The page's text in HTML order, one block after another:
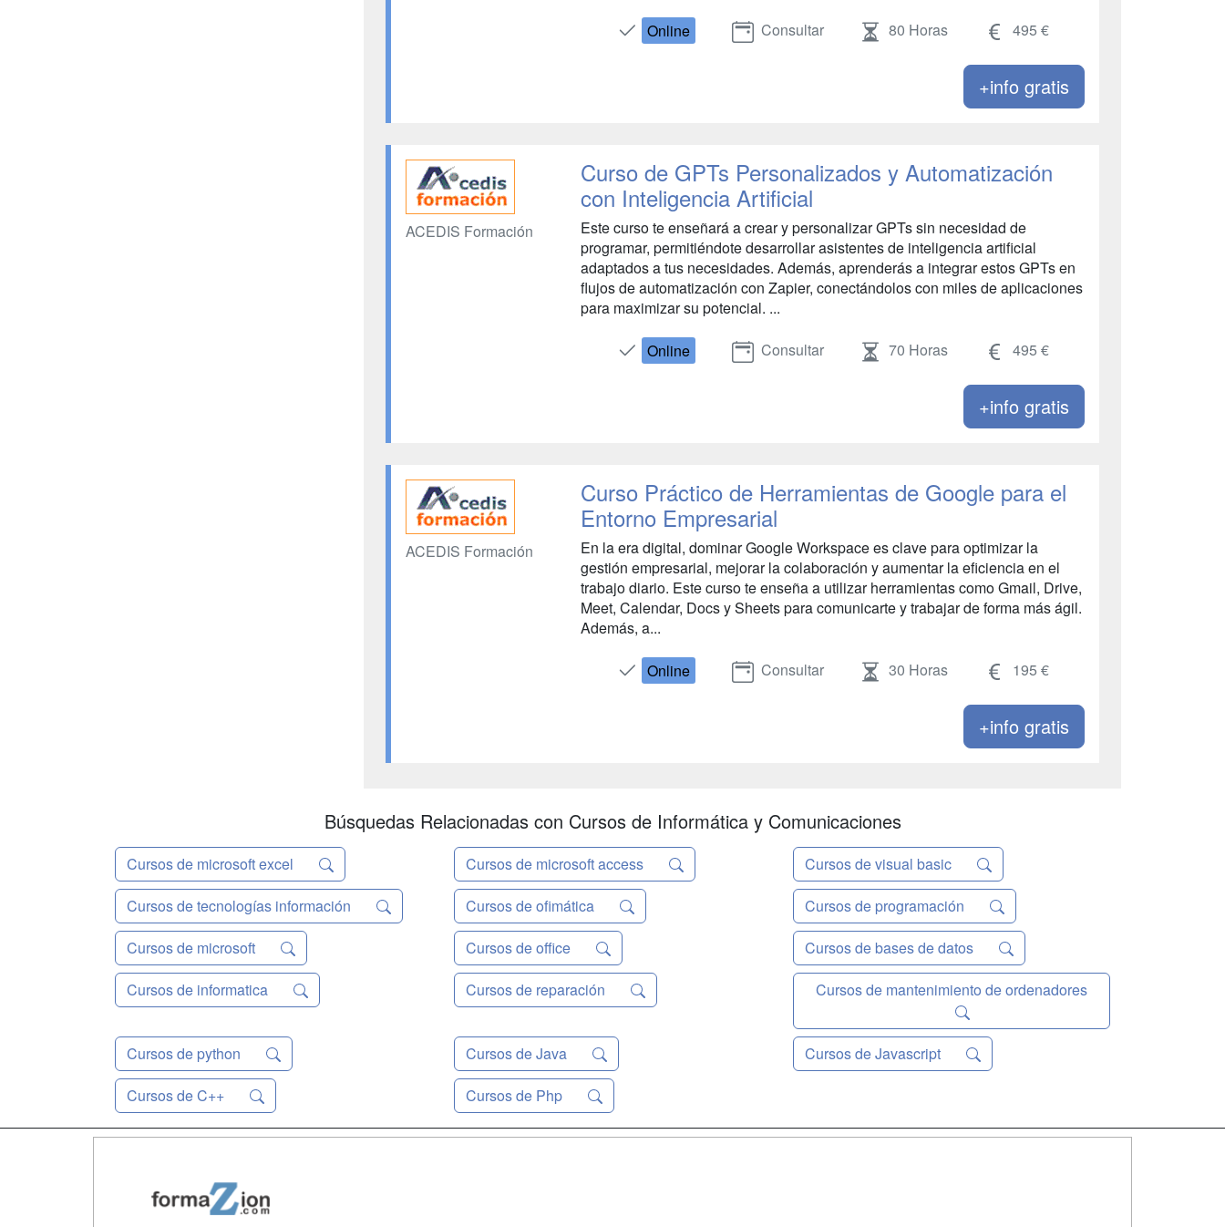
Online Consultar 80 Horas 495 €
+info gratis
ACEDIS Formación
Curso de GPTs Personalizados y Automatización
con Inteligencia Artificial
Este curso te enseñará a crear y personalizar GPTs sin necesidad de
programar, permitiéndote desarrollar asistentes de inteligencia artificial
adaptados a tus necesidades. Además, aprenderás a integrar estos GPTs en
flujos de automatización con Zapier, conectándolos con miles de aplicaciones
para maximizar su potencial. ...
Online Consultar 70 Horas 495 €
+info gratis
ACEDIS Formación
Curso Práctico de Herramientas de Google para el
Entorno Empresarial
En la era digital, dominar Google Workspace es clave para optimizar la
gestión empresarial, mejorar la colaboración y aumentar la eficiencia en el
trabajo diario. Este curso te enseña a utilizar herramientas como Gmail, Drive,
Meet, Calendar, Docs y Sheets para comunicarte y trabajar de forma más ágil.
Además, a...
Online Consultar 30 Horas 195 €
+info gratis
Búsquedas Relacionadas con Cursos de Informática y Comunicaciones
Cursos de microsoft excel Cursos de microsoft access
Cursos de visual basic
Cursos de tecnologías información
Cursos de ofimática
Cursos de programación
Cursos de microsoft
Cursos de office
Cursos de bases de datos
Cursos de informatica
Cursos de reparación Cursos de mantenimiento de ordenadores
Cursos de python Cursos de Java
Cursos de Javascript
Cursos de C++
Cursos de Php